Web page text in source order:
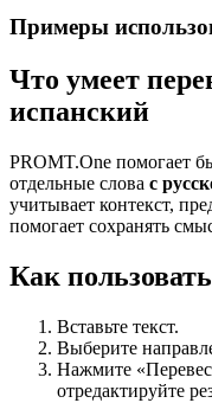
Примеры
Что умеет
испанский
PROMT.One помогает
отдельные слова с
учитывает контекст,
помогает сохранять
Как
Вставьте текст.
Выберите
Нажмите
отредактируйте